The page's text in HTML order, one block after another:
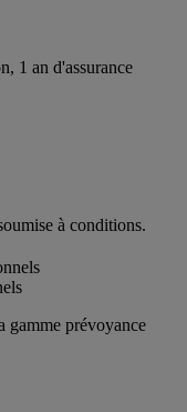
1 an d'assurance
à conditions.
gamme prévoyance